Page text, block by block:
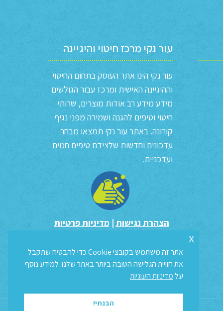
עור נקי מרכז חיטוי והיגיינה
עור נקי הינו אתר העוסק בתחום החיטוי
וההיגיינה האישית ומרכז עבור הגולשים
מידע מידע רב אודות מוצרים, שרותי
חיטוי וטיפים להגנה ושמירה מפני נגיף
קורונה. באתר עור נקי תמצאו מבחר
עדכונים וחדשות שלצידם טיפים חמים
ועדכניים.
הצהרת נגישות |מדיניות פרטיות
אתר זה משתמש בקובצי Cookie כדי להבטיח שתקבל
את חוויית הגלישה הטובה ביותר באתר שלנו. למידע נוסף
עלמדיניות העוגיות
הבנתי!
x